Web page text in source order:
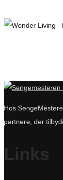
Hos
partnere, der
Links